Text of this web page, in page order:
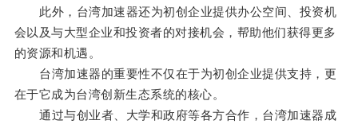
此外，台湾加速器还为初创企业提供办公空间、投资机
会以及与大型企业和投资者的对接机会，帮助他们获得更多
的资源和机遇。
台湾加速器的重要性不仅在于为初创企业提供支持，更
在于它成为台湾创新生态系统的核心。
通过与创业者、大学和政府等各方合作，台湾加速器成